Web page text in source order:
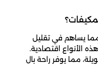
يساهم في تقليل
هذه الأنواع اقتصادية.
مما يوفر راحة بال